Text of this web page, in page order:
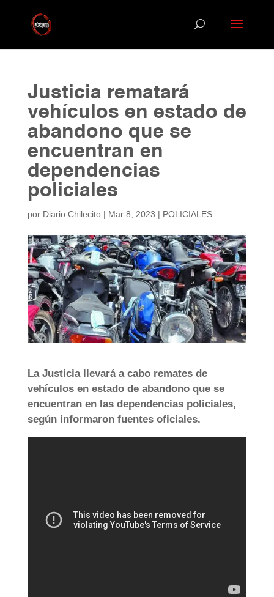
Justicia rematará
vehículos en estado de
abandono que se
encuentran en
dependencias
policiales
por Diario Chilecito| Mar 8, 2023 | POLICIALES
La Justicia llevará a cabo remates de
vehículos en estado de abandono que se
encuentran en las dependencias policiales,
según informaron fuentes oficiales.